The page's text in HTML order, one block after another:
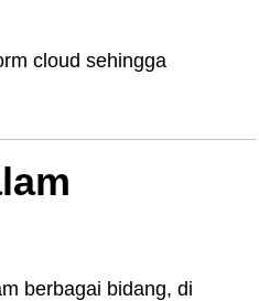
cloud sehingga
berbagai bidang, di